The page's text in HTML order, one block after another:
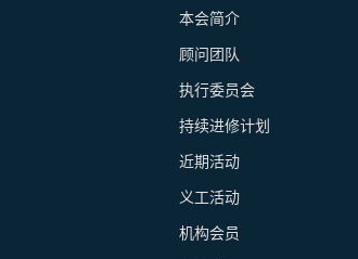
本会简介
顾问团队
执行委员会
持续进修计划
近期活动
义工活动
机构会员